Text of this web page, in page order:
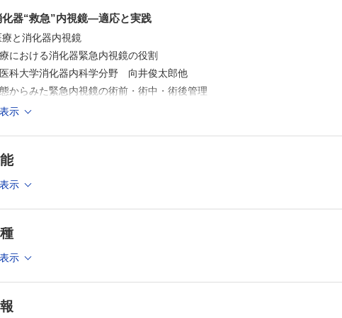
医療学部 小荒田 秀一
器“救急”内視鏡―適応と実践
療と消化器内視鏡
における消化器緊急内視鏡の役割
科大学消化器内科学分野 向井俊太郎他
からみた緊急内視鏡の術前・術中・術後管理
学医学部附属病院光学医療診療部 池田 宜央
視鏡の実践─上部消化管
胃・十二指腸静脈瘤出血
立医科大学附属病院内視鏡診療部 中村 純他
の救急対応
管穿孔
合病院消化器内科 淺井 哲
示
示
示